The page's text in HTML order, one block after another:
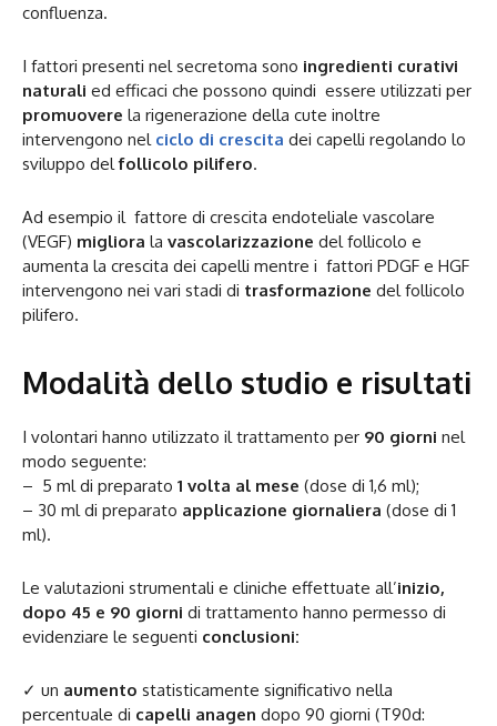
confluenza.
I fattori presenti nel secretoma sono ingredienti curativi
naturali ed efficaci che possono quindi essere utilizzati per
promuovere la rigenerazione della cute inoltre
intervengono nel ciclo di crescita dei capelli regolando lo
sviluppo delfollicolo pilifero.
Ad esempio il fattore di crescita endoteliale vascolare
(VEGF) migliora la vascolarizzazione del follicolo e
aumenta la crescita dei capelli mentre i fattori PDGF e HGF
intervengono nei vari stadi di trasformazione del follicolo
pilifero.
Modalità dello studio e risultati
I volontari hanno utilizzato il trattamento per 90 giorni nel
modo seguente:
– 5 ml di preparato 1 volta al mese (dose di 1,6 ml);
– 30 ml di preparato applicazione giornaliera (dose di 1
ml).
Le valutazioni strumentali e cliniche effettuate all’inizio,
dopo 45 e 90 giorni di trattamento hanno permesso di
evidenziare le seguenti conclusioni:
✓ un aumento statisticamente significativo nella
percentuale di capelli anagen dopo 90 giorni (T90d: